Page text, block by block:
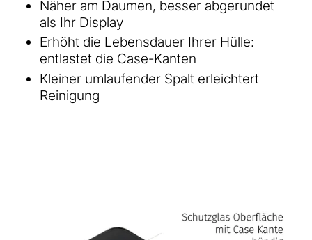
Näher am Daumen, besser abgerundet
als Ihr Display
Erhöht die Lebensdauer Ihrer Hülle:
entlastet die Case-Kanten
Kleiner umlaufender Spalt erleichtert
Reinigung